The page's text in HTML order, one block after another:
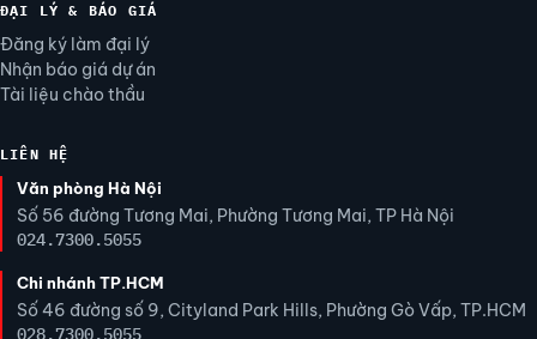
ĐẠI LÝ & BÁO GIÁ
Đăng ký làm đại lý
Nhận báo giá dự án
Tài liệu chào thầu
LIÊN HỆ
Văn phòng Hà Nội
Số 56 đường Tương Mai, Phường Tương Mai, TP Hà Nội
024.7300.5055
Chi nhánh TP.HCM
Số 46 đường số 9, Cityland Park Hills, Phường Gò Vấp, TP.HCM
028.7300.5055